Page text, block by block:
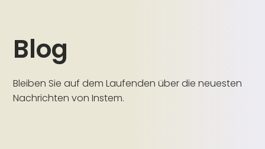
Blog
Bleiben Sie auf dem Laufenden über die neuesten
Nachrichten von Instem.